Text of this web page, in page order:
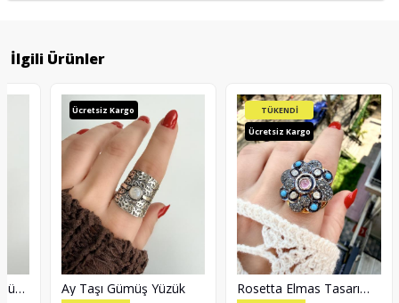
İlgili Ürünler
Ücretsiz Kargo
Ay Taşı Gümüş Yüzük
TÜKENDİ
Ücretsiz Kargo
Rosetta Elmas Tasarım Yüzük